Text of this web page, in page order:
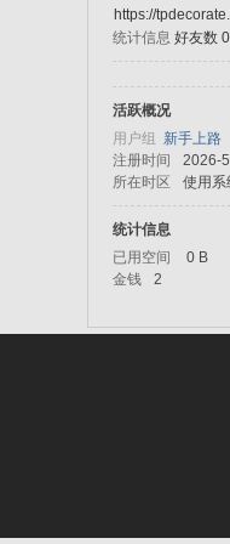
https://
统计信息 好友数 0
活跃概况
用户组 新手上路
注册时间
2026-
所在时区
使用系
统计信息
已用空间
0 B
金钱
2